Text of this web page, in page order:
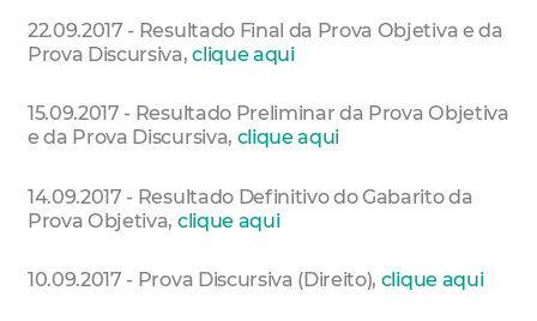
22.09.2017 - Resultado Final da Prova Objetiva e da
Prova Discursiva,clique aqui
15.09.2017 - Resultado Preliminar da Prova Objetiva
e da Prova Discursiva, clique aqui
14.09.2017 - Resultado Definitivo do Gabarito da
Prova Objetiva, clique aqui
10.09.2017 - Prova Discursiva (Direito), clique aqui